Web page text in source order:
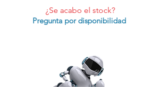
¿Se acabo el stock?
Pregunta por disponibilidad